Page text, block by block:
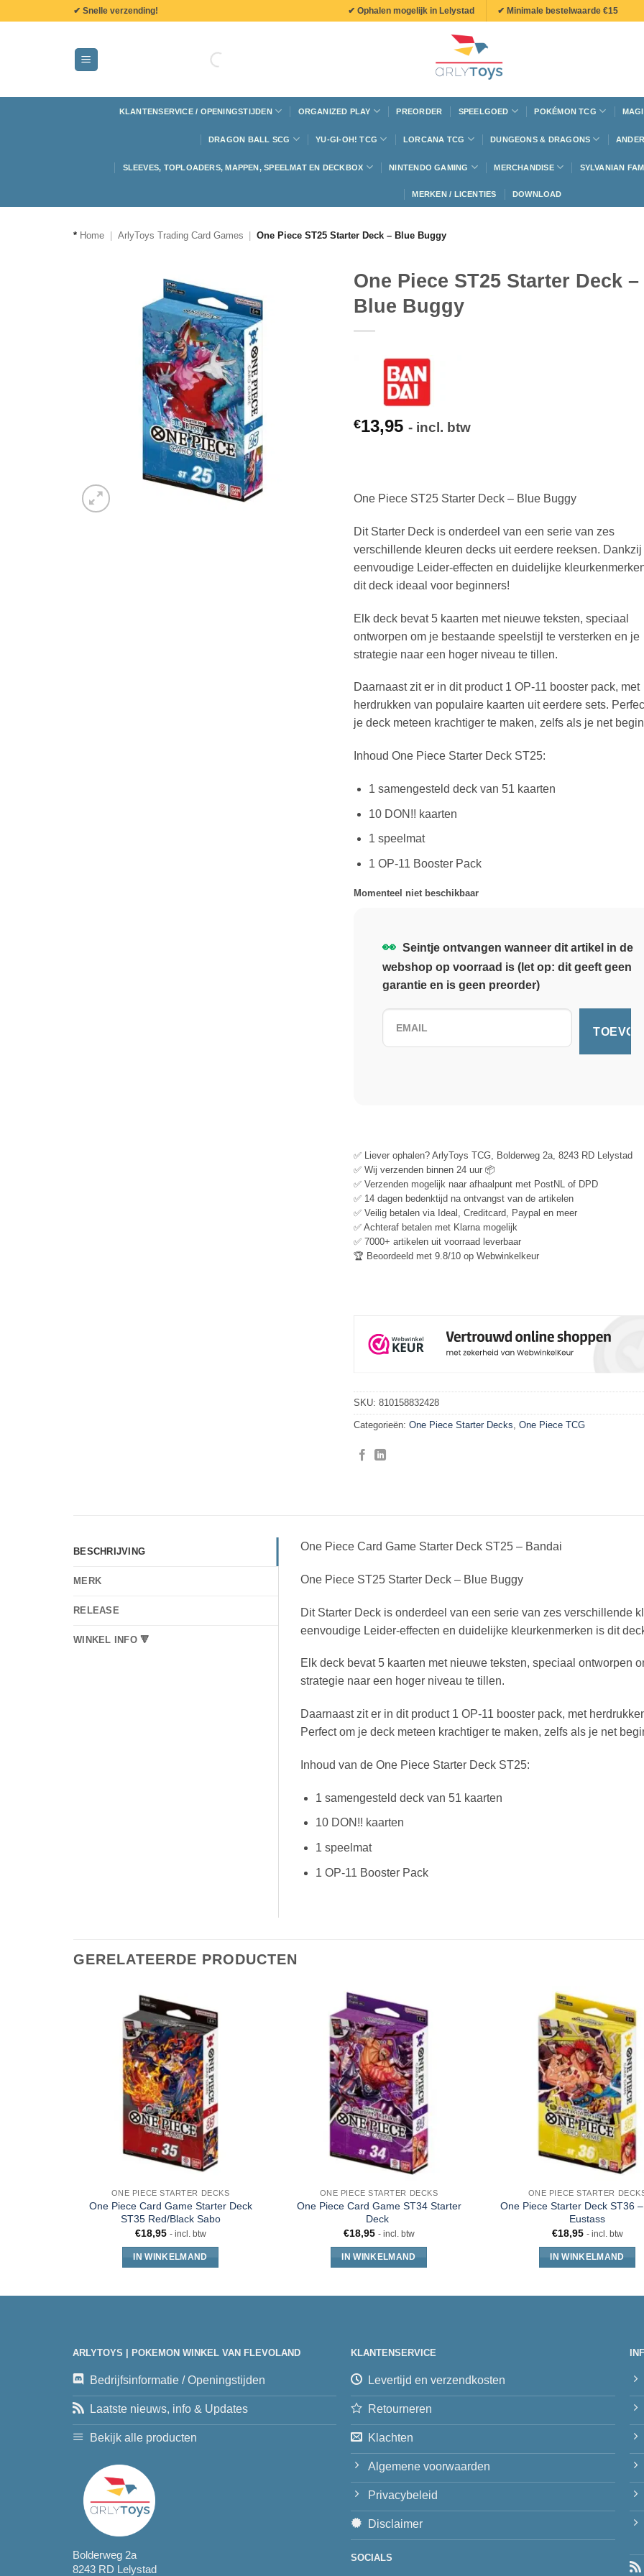
✔ Snelle verzending! ✔ Ophalen mogelijk in Lelystad ✔ Minimale bestelwaarde €15
KLANTENSERVICE / OPENINGSTIJDEN ORGANIZED PLAY PREORDER SPEELGOED POKÉMON TCG
DRAGON BALL SCG YU-GI-OH! TCG LORCANA TCG DUNGEONS & DRAGONS
SLEEVES, TOPLOADERS, MAPPEN, SPEELMAT EN DECKBOX NINTENDO GAMING MERCHANDISE SYLVANIAN
MERKEN / LICENTIES DOWNLOAD
* Home ArlyToys Trading Card Games One Piece ST25 Starter Deck – Blue Buggy
One Piece ST25 Starter Deck –
Blue Buggy
€13,95 - incl. btw
One Piece ST25 Starter Deck – Blue Buggy
Dit Starter Deck is onderdeel van een serie van zes
verschillende kleuren decks uit eerdere reeksen. Dankzij
eenvoudige Leider-effecten en duidelijke
dit deck ideaal voor beginners!
Elk deck bevat 5 kaarten met nieuwe teksten, speciaal
ontworpen om je bestaande speelstijl te versterken en je
strategie naar een hoger niveau te tillen.
Daarnaast zit er in dit product 1 OP-11 booster pack, met
herdrukken van populaire kaarten uit eerdere sets.
je deck meteen krachtiger te maken, zelfs als je net
Inhoud One Piece Starter Deck ST25:
1 samengesteld deck van 51 kaarten
10 DON!! kaarten
1 speelmat
1 OP-11 Booster Pack
Momenteel niet beschikbaar
👀 Seintje ontvangen wanneer dit artikel in de
webshop op voorraad is (let op: dit geeft geen
garantie en is geen preorder)
✅ Liever ophalen? ArlyToys TCG, Bolderweg 2a, 8243 RD Lelystad
✅ Wij verzenden binnen 24 uur 📦
✅ Verzenden mogelijk naar afhaalpunt met PostNL of DPD
✅ 14 dagen bedenktijd na ontvangst van de artikelen
✅ Veilig betalen via Ideal, Creditcard, Paypal en meer
✅ Achteraf betalen met Klarna mogelijk
✅ 7000+ artikelen uit voorraad leverbaar
🏆 Beoordeeld met 9.8/10 op Webwinkelkeur
SKU: 810158832428
Categorieën: One Piece Starter Decks, One Piece TCG
BESCHRIJVING
MERK
RELEASE
WINKEL INFO 🔻
One Piece Card Game Starter Deck ST25 – Bandai
One Piece ST25 Starter Deck – Blue Buggy
Dit Starter Deck is onderdeel van een serie van zes verschillende
eenvoudige Leider-effecten en duidelijke kleurkenmerken is dit
Elk deck bevat 5 kaarten met nieuwe teksten, speciaal ontworpen
strategie naar een hoger niveau te tillen.
Daarnaast zit er in dit product 1 OP-11 booster pack, met
Perfect om je deck meteen krachtiger te maken, zelfs als je net
Inhoud van de One Piece Starter Deck ST25:
1 samengesteld deck van 51 kaarten
10 DON!! kaarten
1 speelmat
1 OP-11 Booster Pack
GERELATEERDE PRODUCTEN
ONE PIECE STARTER DECKS
One Piece Card Game Starter Deck
ST35 Red/Black Sabo
€18,95 - incl. btw
IN WINKELMAND
ONE PIECE STARTER DECKS
One Piece Card Game ST34 Starter
Deck
€18,95 - incl. btw
IN WINKELMAND
ONE PIECE STARTER
One Piece Starter Deck ST36
Eustass
€18,95 - incl. btw
IN WINKELMAND
ARLYTOYS | POKEMON WINKEL VAN FLEVOLAND
Bedrijfsinformatie / Openingstijden
Laatste nieuws, info & Updates
Bekijk alle producten
Bolderweg 2a
8243 RD Lelystad
KLANTENSERVICE
Levertijd en verzendkosten
Retourneren
Klachten
Algemene voorwaarden
Privacybeleid
Disclaimer
SOCIALS